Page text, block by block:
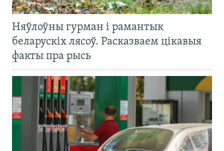
Няўлоўны гурман і рамантык
беларускіх лясоў. Расказваем цікавыя
факты пра рысь